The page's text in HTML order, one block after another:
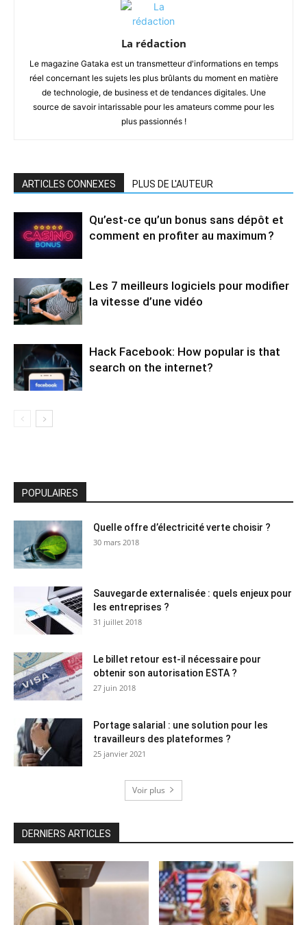
La rédaction
Le magazine Gataka est un transmetteur d'informations en temps
réel concernant les sujets les plus brûlants du moment en matière
de technologie, de business et de tendances digitales. Une
source de savoir intarissable pour les amateurs comme pour les
plus passionnés !
ARTICLES CONNEXES PLUS DE L'AUTEUR
Qu’est-ce qu’un bonus sans dépôt et
comment en profiter au maximum ?
Les 7 meilleurs logiciels pour modifier
la vitesse d’une vidéo
Hack Facebook: How popular is that
search on the internet?
POPULAIRES
Quelle offre d’électricité verte choisir ?
30 mars 2018
Sauvegarde externalisée : quels enjeux pour
les entreprises ?
31 juillet 2018
Le billet retour est-il nécessaire pour
obtenir son autorisation ESTA ?
27 juin 2018
Portage salarial : une solution pour les
travailleurs des plateformes ?
25 janvier 2021
Voir plus
DERNIERS ARTICLES